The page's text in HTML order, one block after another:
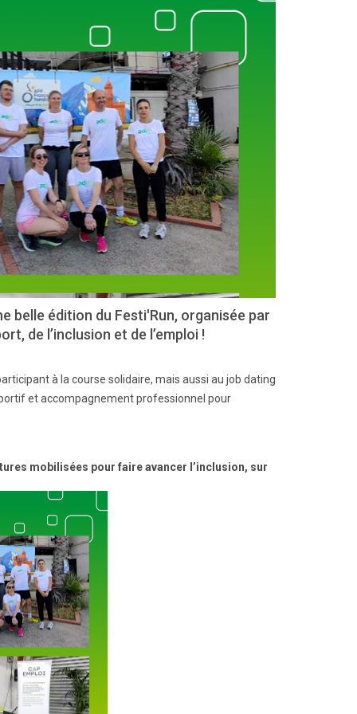
belle édition du Festi'Run, organisée par
de l’inclusion et de l’emploi !
à la course solidaire, mais aussi au job dating
et accompagnement professionnel pour
mobilisées pour faire avancer l’inclusion, sur